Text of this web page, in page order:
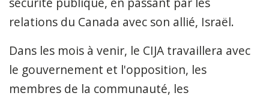
relations du Canada avec son allié, Israël.
Dans les mois à venir, le CIJA travaillera avec
le gouvernement et l'opposition, les
membres de la communauté, les